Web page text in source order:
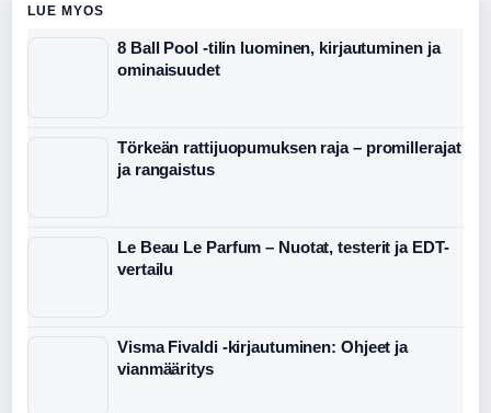
LUE MYOS
8 Ball Pool -tilin luominen, kirjautuminen ja
ominaisuudet
Törkeän rattijuopumuksen raja – promillerajat
ja rangaistus
Le Beau Le Parfum – Nuotat, testerit ja EDT-
vertailu
Visma Fivaldi -kirjautuminen: Ohjeet ja
vianmääritys